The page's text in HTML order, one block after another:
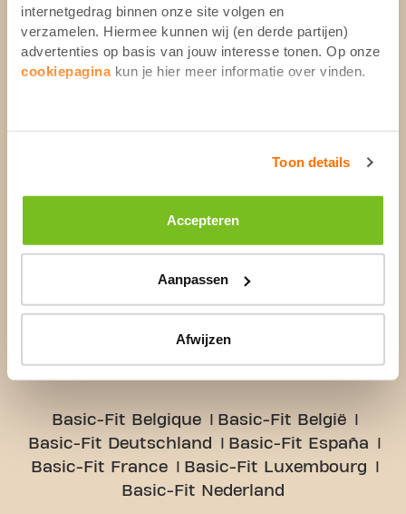
internetgedrag binnen onze site volgen en
verzamelen. Hiermee kunnen wij (en derde partijen)
advertenties op basis van jouw interesse tonen. Op onze
cookiepaginakun je hier meer informatie over vinden.
Toon details
Accepteren
Aanpassen
Afwijzen
SELECT
COUNTRY AND
LANGUAGE SELECTOR
Basic-Fit Belgique
Basic-Fit België
Basic-Fit Deutschland
Basic-Fit España
Basic-Fit France
Basic-Fit Luxembourg
Basic-Fit Nederland